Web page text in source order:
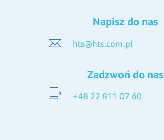
Napisz do nas
hts@hts.com.pl
Zadzwoń do nas
+48 22 811 07 60